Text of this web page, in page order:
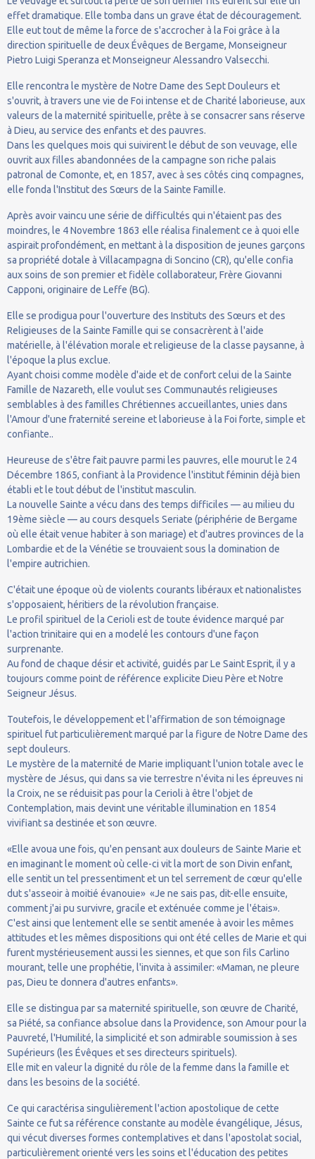
effet dramatique. Elle tomba dans un grave état de découragement.
Elle eut tout de même la force de s'accrocher à la Foi grâce à la
direction spirituelle de deux Évêques de Bergame, Monseigneur
Pietro Luigi Speranza et Monseigneur Alessandro Valsecchi.
Elle rencontra le mystère de Notre Dame des Sept Douleurs et
s'ouvrit, à travers une vie de Foi intense et de Charité laborieuse, aux
valeurs de la maternité spirituelle, prête à se consacrer sans réserve
à Dieu, au service des enfants et des pauvres.
Dans les quelques mois qui suivirent le début de son veuvage, elle
ouvrit aux filles abandonnées de la campagne son riche palais
patronal de Comonte, et, en 1857, avec à ses côtés cinq compagnes,
elle fonda l'Institut des Sœurs de la Sainte Famille.
Après avoir vaincu une série de difficultés qui n'étaient pas des
moindres, le 4 Novembre 1863 elle réalisa finalement ce à quoi elle
aspirait profondément, en mettant à la disposition de jeunes garçons
sa propriété dotale à Villacampagna di Soncino (CR), qu'elle confia
aux soins de son premier et fidèle collaborateur, Frère Giovanni
Capponi, originaire de Leffe (BG).
Elle se prodigua pour l'ouverture des Instituts des Sœurs et des
Religieuses de la Sainte Famille qui se consacrèrent à l'aide
matérielle, à l'élévation morale et religieuse de la classe paysanne, à
l'époque la plus exclue.
Ayant choisi comme modèle d'aide et de confort celui de la Sainte
Famille de Nazareth, elle voulut ses Communautés religieuses
semblables à des familles Chrétiennes accueillantes, unies dans
l'Amour d'une fraternité sereine et laborieuse à la Foi forte, simple et
confiante..
Heureuse de s'être fait pauvre parmi les pauvres, elle mourut le 24
Décembre 1865, confiant à la Providence l'institut féminin déjà bien
établi et le tout début de l'institut masculin.
La nouvelle Sainte a vécu dans des temps difficiles — au milieu du
19ème siècle — au cours desquels Seriate (périphérie de Bergame
où elle était venue habiter à son mariage) et d'autres provinces de la
Lombardie et de la Vénétie se trouvaient sous la domination de
l'empire autrichien.
C'était une époque où de violents courants libéraux et nationalistes
s'opposaient, héritiers de la révolution française.
Le profil spirituel de la Cerioli est de toute évidence marqué par
l'action trinitaire qui en a modelé les contours d'une façon
surprenante.
Au fond de chaque désir et activité, guidés par Le Saint Esprit, il y a
toujours comme point de référence explicite Dieu Père et Notre
Seigneur Jésus.
Toutefois, le développement et l'affirmation de son témoignage
spirituel fut particulièrement marqué par la figure de Notre Dame des
sept douleurs.
Le mystère de la maternité de Marie impliquant l'union totale avec le
mystère de Jésus, qui dans sa vie terrestre n'évita ni les épreuves ni
la Croix, ne se réduisit pas pour la Cerioli à être l'objet de
Contemplation, mais devint une véritable illumination en 1854
vivifiant sa destinée et son œuvre.
«Elle avoua une fois, qu'en pensant aux douleurs de Sainte Marie et
en imaginant le moment où celle-ci vit la mort de son Divin enfant,
elle sentit un tel pressentiment et un tel serrement de cœur qu'elle
dut s'asseoir à moitié évanouie» «Je ne sais pas, dit-elle ensuite,
comment j'ai pu survivre, gracile et exténuée comme je l'étais».
C'est ainsi que lentement elle se sentit amenée à avoir les mêmes
attitudes et les mêmes dispositions qui ont été celles de Marie et qui
furent mystérieusement aussi les siennes, et que son fils Carlino
mourant, telle une prophétie, l'invita à assimiler: «Maman, ne pleure
pas, Dieu te donnera d'autres enfants».
Elle se distingua par sa maternité spirituelle, son œuvre de Charité,
sa Piété, sa confiance absolue dans la Providence, son Amour pour la
Pauvreté, l'Humilité, la simplicité et son admirable soumission à ses
Supérieurs (les Évêques et ses directeurs spirituels).
Elle mit en valeur la dignité du rôle de la femme dans la famille et
dans les besoins de la société.
Ce qui caractérisa singulièrement l'action apostolique de cette
Sainte ce fut sa référence constante au modèle évangélique, Jésus,
qui vécut diverses formes contemplatives et dans l'apostolat social,
particulièrement orienté vers les soins et l'éducation des petites